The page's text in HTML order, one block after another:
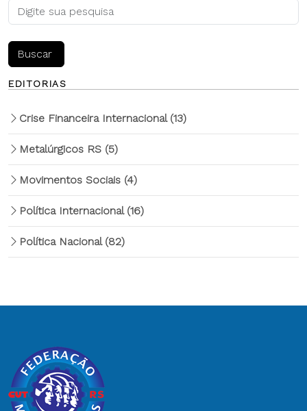
EDITORIAS
Crise Financeira Internacional (13)
Metalúrgicos RS (5)
Movimentos Sociais (4)
Política Internacional (16)
Política Nacional (82)